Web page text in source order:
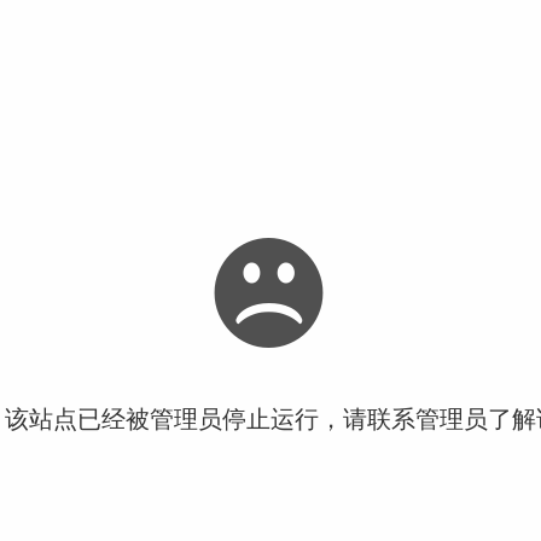
站点已经被管理员停止运行，请联系管理员了